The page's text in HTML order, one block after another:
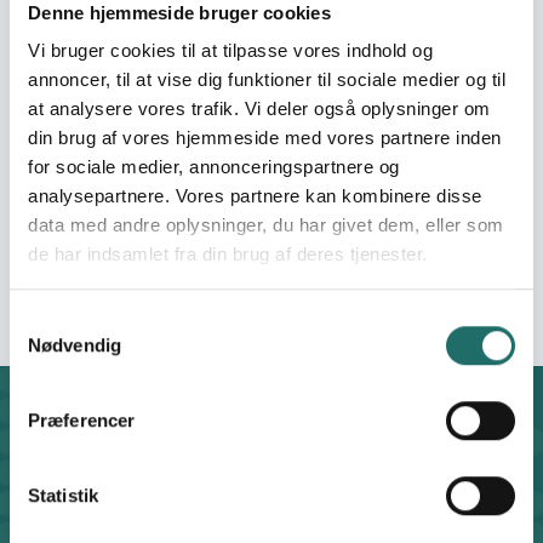
Denne hjemmeside bruger cookies
Vi bruger cookies til at tilpasse vores indhold og
annoncer, til at vise dig funktioner til sociale medier og til
at analysere vores trafik. Vi deler også oplysninger om
din brug af vores hjemmeside med vores partnere inden
for sociale medier, annonceringspartnere og
analysepartnere. Vores partnere kan kombinere disse
data med andre oplysninger, du har givet dem, eller som
de har indsamlet fra din brug af deres tjenester.
Nødvendig
Præferencer
Statistik
Polonnaruwa, Badulla, Kandy, and the central
highlands, placing thousands of households at
heightened risk of flooding, landslides, and
displacement.
As of 9 January 2026, the Disaster Management
Center reports 638 fatalities, 174 missing, and 129,435
houses damaged, including 6,121 completely
destroyed and 114,314 partially destroyed, resulting in
large-scale displacement and disruption to services
Kontakt
Klosterport 4x, 8000 Aarhus